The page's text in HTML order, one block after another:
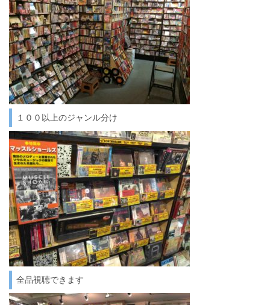
１００以上のジャンル分け
全品視聴できます